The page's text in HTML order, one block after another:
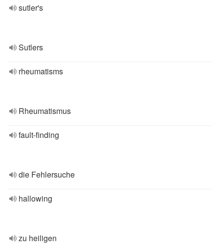
sutler's
Sutlers
rheumatisms
Rheumatismus
fault-finding
die Fehlersuche
hallowing
zu heiligen